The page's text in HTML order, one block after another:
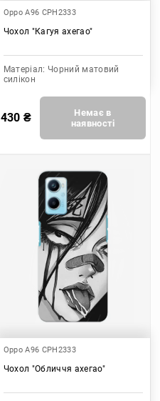
Oppo A96 CPH2333
Чохол "Кагуя ахегао"
Матеріал: Чорний матовий
силікон
430 ₴
Немає в
наявності
Oppo A96 CPH2333
Чохол "Обличчя ахегао"